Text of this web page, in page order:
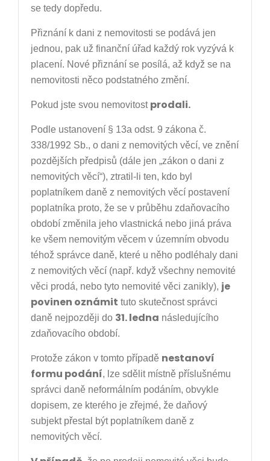
se tedy dopředu.
Přiznání k dani z nemovitosti se podává jen
jednou, pak už finanční úřad každý rok vyzývá k
placení. Nové přiznání se posílá, až když se na
nemovitosti něco podstatného změní.
Pokud jste svou nemovitost prodali.
Podle ustanovení § 13a odst. 9 zákona č.
338/1992 Sb., o dani z nemovitých věcí, ve znění
pozdějších předpisů (dále jen „zákon o dani z
nemovitých věcí“), ztratil-li ten, kdo byl
poplatníkem daně z nemovitých věcí postavení
poplatníka proto, že se v průběhu zdaňovacího
období změnila jeho vlastnická nebo jiná práva
ke všem nemovitým věcem v územním obvodu
téhož správce daně, které u něho podléhaly dani
z nemovitých věcí (např. když všechny nemovité
věci prodá, nebo tyto nemovité věci zanikly), je
povinen oznámit tuto skutečnost správci
daně nejpozději do 31. ledna následujícího
zdaňovacího období.
Protože zákon v tomto případě nestanoví
formu podání, lze sdělit místně příslušnému
správci daně neformálním podáním, obvykle
dopisem, ze kterého je zřejmé, že daňový
subjekt přestal být poplatníkem daně z
nemovitých věcí.